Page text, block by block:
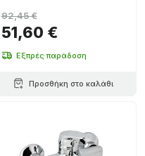
51,60 €
92,45 €
Εξπρές παράδοση
Προσθήκη στο καλάθι